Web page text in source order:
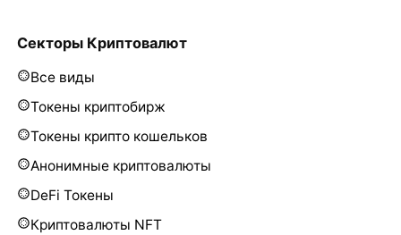
Секторы Криптовалют
Все виды
Токены криптобирж
Токены крипто кошельков
Анонимные криптовалюты
DeFi Токены
Криптовалюты NFT